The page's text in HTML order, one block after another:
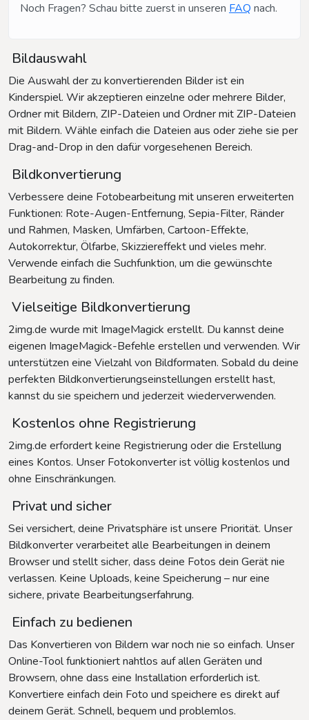
Noch Fragen? Schau bitte zuerst in unseren FAQ nach.
Bildauswahl
Die Auswahl der zu konvertierenden Bilder ist ein
Kinderspiel. Wir akzeptieren einzelne oder mehrere Bilder,
Ordner mit Bildern, ZIP-Dateien und Ordner mit ZIP-Dateien
mit Bildern. Wähle einfach die Dateien aus oder ziehe sie per
Drag-and-Drop in den dafür vorgesehenen Bereich.
Bildkonvertierung
Verbessere deine Fotobearbeitung mit unseren erweiterten
Funktionen: Rote-Augen-Entfernung, Sepia-Filter, Ränder
und Rahmen, Masken, Umfärben, Cartoon-Effekte,
Autokorrektur, Ölfarbe, Skizziereffekt und vieles mehr.
Verwende einfach die Suchfunktion, um die gewünschte
Bearbeitung zu finden.
Vielseitige Bildkonvertierung
2img.de wurde mit ImageMagick erstellt. Du kannst deine
eigenen ImageMagick-Befehle erstellen und verwenden. Wir
unterstützen eine Vielzahl von Bildformaten. Sobald du deine
perfekten Bildkonvertierungseinstellungen erstellt hast,
kannst du sie speichern und jederzeit wiederverwenden.
Kostenlos ohne Registrierung
2img.de erfordert keine Registrierung oder die Erstellung
eines Kontos. Unser Fotokonverter ist völlig kostenlos und
ohne Einschränkungen.
Privat und sicher
Sei versichert, deine Privatsphäre ist unsere Priorität. Unser
Bildkonverter verarbeitet alle Bearbeitungen in deinem
Browser und stellt sicher, dass deine Fotos dein Gerät nie
verlassen. Keine Uploads, keine Speicherung – nur eine
sichere, private Bearbeitungserfahrung.
Einfach zu bedienen
Das Konvertieren von Bildern war noch nie so einfach. Unser
Online-Tool funktioniert nahtlos auf allen Geräten und
Browsern, ohne dass eine Installation erforderlich ist.
Konvertiere einfach dein Foto und speichere es direkt auf
deinem Gerät. Schnell, bequem und problemlos.